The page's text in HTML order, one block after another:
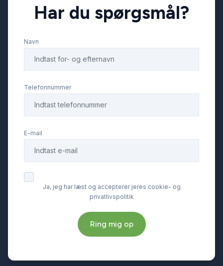
Har du spørgsmål?
Navn
Telefonnummer
E-mail
Ja, jeg har læst og accepterer jeres cookie- og
privatlivspolitik
Ring mig op